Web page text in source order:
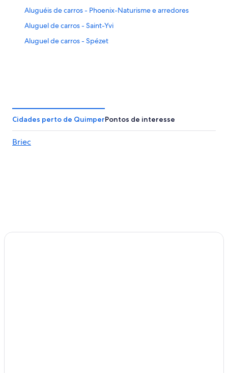
Aluguéis de carros - Phoenix-Naturisme e arredores
Aluguel de carros - Saint-Yvi
Aluguel de carros - Spézet
Cidades perto de QuimperPontos de interesse
Briec